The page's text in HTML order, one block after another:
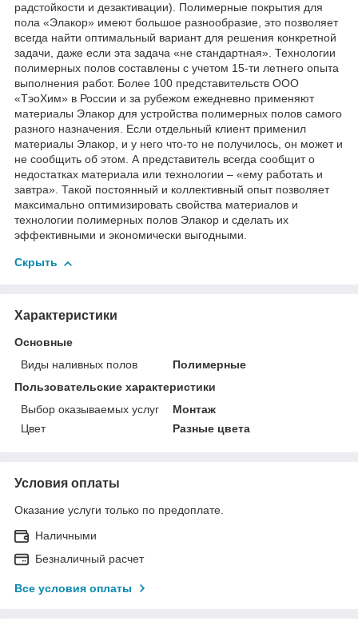
радстойкости и дезактивации). Полимерные покрытия для
пола «Элакор» имеют большое разнообразие, это позволяет
всегда найти оптимальный вариант для решения конкретной
задачи, даже если эта задача «не стандартная». Технологии
полимерных полов составлены с учетом 15-ти летнего опыта
выполнения работ. Более 100 представительств ООО
«ТэоХим» в России и за рубежом ежедневно применяют
материалы Элакор для устройства полимерных полов самого
разного назначения. Если отдельный клиент применил
материалы Элакор, и у него что-то не получилось, он может и
не сообщить об этом. А представитель всегда сообщит о
недостатках материала или технологии – «ему работать и
завтра». Такой постоянный и коллективный опыт позволяет
максимально оптимизировать свойства материалов и
технологии полимерных полов Элакор и сделать их
эффективными и экономически выгодными.
Скрыть
Характеристики
Основные
Виды наливных полов
Полимерные
Пользовательские характеристики
Выбор оказываемых услуг
Монтаж
Цвет
Разные цвета
Условия оплаты
Оказание услуги только по предоплате.
Наличными
Безналичный расчет
Все условия оплаты